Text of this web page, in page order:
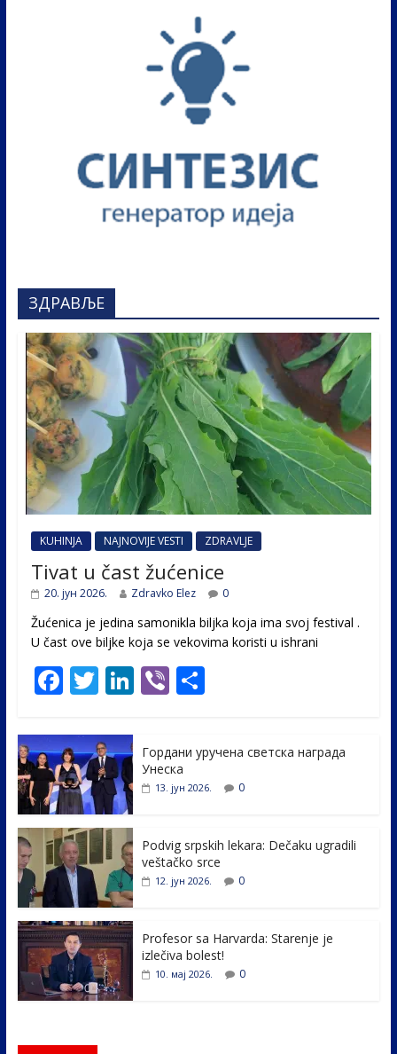
ЗДРАВЉЕ
KUHINJA NAJNOVIJE VESTI ZDRAVLJE
Tivat u čast žućenice
20. јун 2026. Zdravko Elez 0
Žućenica je jedina samonikla biljka koja ima svoj festival .
U čast ovе biljke koja se vekovima koristi u ishrani
F
e
b
o
o
k
T
itt
er
Li
e
dI
Vi S
e
Гордани уручена светска награда
Унеска
13. јун 2026. 0
Podvig srpskih lekara: Dečaku ugradili
veštačko srce
12. јун 2026. 0
Profesor sa Harvarda: Starenje je
izlečiva bolest!
10. мај 2026. 0